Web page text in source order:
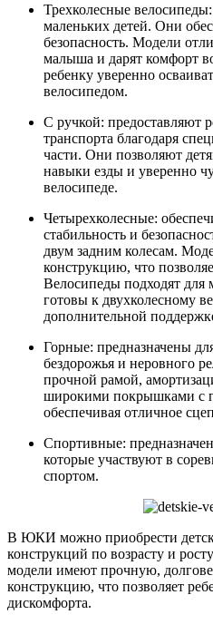
Трехколесные
маленьких детей. Они
безопасность. Модели
малыша и дарят комфорт
ребенку уверенно
велосипедом.
С ручкой: предоставляют
транспорта благодаря
части. Они позволяют
навыки езды и уверенно
велосипеде.
Четырехколесные:
стабильность и
двум задним колесам.
конструкцию, что
Велосипеды подходят
готовы к двухколесному
дополнительной
Горные: предназначены
бездорожья и неровного
прочной рамой,
широкими покрышками с
обеспечивая отличное
Спортивные:
которые участвуют в
спортом.
В ЮКИ можно приобрести
конструкций по возрасту и
модели имеют прочную,
конструкцию, что позволяет
дискомфорта.